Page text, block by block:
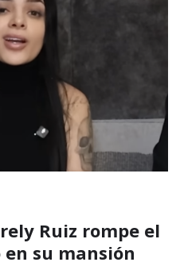
Ruiz rompe el
su mansión